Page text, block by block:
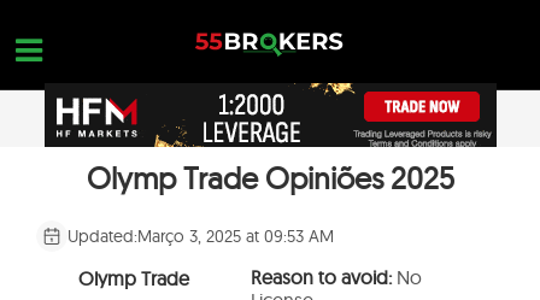
content
MELHOR CORRETORA PARA FOREX
EDUCAÇÃO EM FOREX
OPEN A FREE ACCOUNT
Olymp Trade Opiniões 2025
Updated:Março 3, 2025 at 09:53 AM
Olymp Trade
Reason to avoid:No